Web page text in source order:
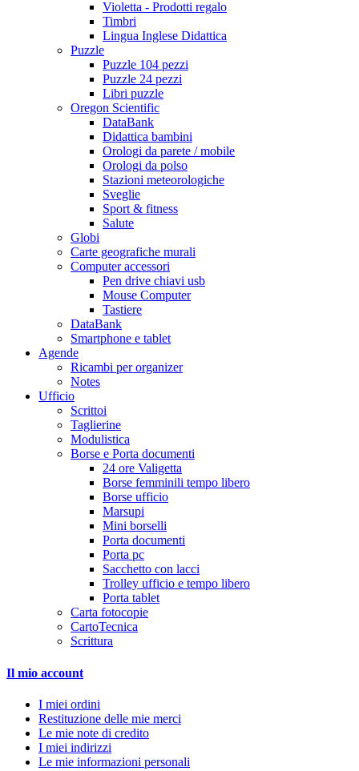
Violetta - Prodotti regalo
Timbri
Lingua Inglese Didattica
Puzzle
Puzzle 104 pezzi
Puzzle 24 pezzi
Libri puzzle
Oregon Scientific
DataBank
Didattica bambini
Orologi da parete / mobile
Orologi da polso
Stazioni meteorologiche
Sveglie
Sport & fitness
Salute
Globi
Carte geografiche murali
Computer accessori
Pen drive chiavi usb
Mouse Computer
Tastiere
DataBank
Smartphone e tablet
Agende
Ricambi per organizer
Notes
Ufficio
Scrittoi
Taglierine
Modulistica
Borse e Porta documenti
24 ore Valigetta
Borse femminili tempo libero
Borse ufficio
Marsupi
Mini borselli
Porta documenti
Porta pc
Sacchetto con lacci
Trolley ufficio e tempo libero
Porta tablet
Carta fotocopie
CartoTecnica
Scrittura
Il mio account
I miei ordini
Restituzione delle mie merci
Le mie note di credito
I miei indirizzi
Le mie informazioni personali